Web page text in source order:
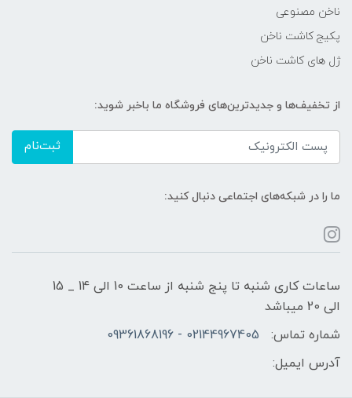
ناخن مصنوعی
پکیج کاشت ناخن
ژل های کاشت ناخن
از تخفیف‌ها و جدیدترین‌های فروشگاه ما باخبر شوید:
ثبت‌نام
ما را در شبکه‌های اجتماعی دنبال کنید:
ساعات کاری شنبه تا پنج شنبه از ساعت 10 الی 14 _ 15
الی 20 میباشد
شماره تماس:
02144967405 - 09361868196
آدرس ایمیل: